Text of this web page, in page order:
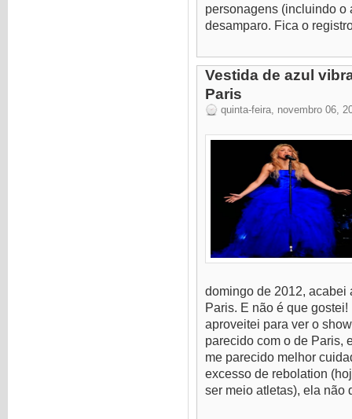
personagens (incluindo o
desamparo. Fica o
Vestida de azul
Paris
quinta-feira, novembro 06,
domingo de 2012, acabei
Paris. E não é que
aproveitei para ver o
parecido com o de Paris,
me parecido melhor
excesso de rebolation
ser meio atletas), ela não